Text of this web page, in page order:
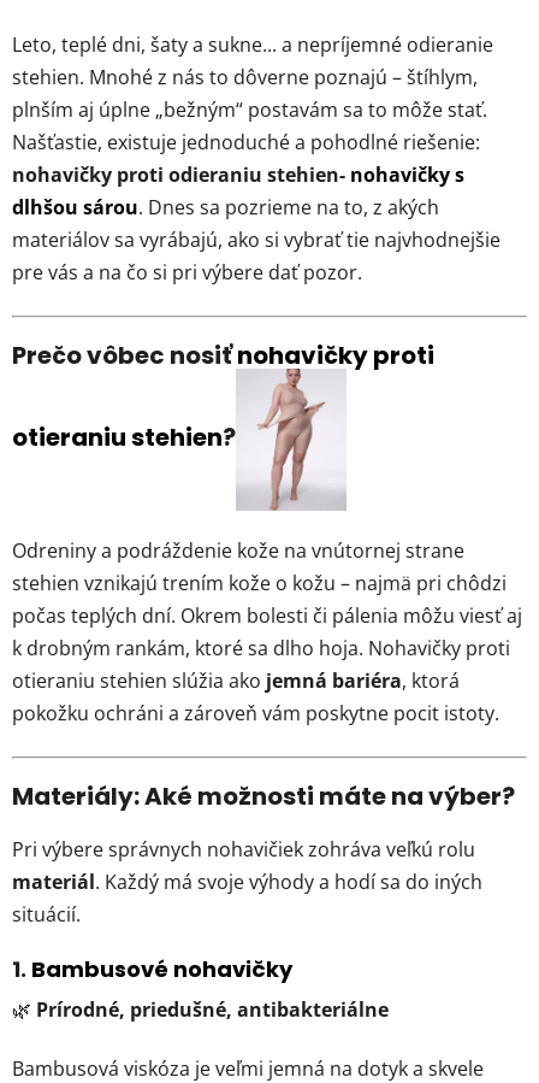
Leto, teplé dni, šaty a sukne... a nepríjemné odieranie
stehien. Mnohé z nás to dôverne poznajú – štíhlym,
plnším aj úplne „bežným“ postavám sa to môže stať.
Našťastie, existuje jednoduché a pohodlné riešenie:
nohavičky proti odieraniu stehien- nohavičky s
dlhšou sárou. Dnes sa pozrieme na to, z akých
materiálov sa vyrábajú, ako si vybrať tie najvhodnejšie
pre vás a na čo si pri výbere dať pozor.
Prečo vôbec nosiťnohavičky proti
otieraniu stehien?
Odreniny a podráždenie kože na vnútornej strane
stehien vznikajú trením kože o kožu – najmä pri chôdzi
počas teplých dní. Okrem bolesti či pálenia môžu viesť aj
k drobným rankám, ktoré sa dlho hoja. Nohavičky proti
otieraniu stehien slúžia ako jemná bariéra, ktorá
pokožku ochráni a zároveň vám poskytne pocit istoty.
Materiály: Aké možnosti máte na výber?
Pri výbere správnych nohavičiek zohráva veľkú rolu
materiál. Každý má svoje výhody a hodí sa do iných
situácií.
1. Bambusové nohavičky
🌿 Prírodné, priedušné, antibakteriálne
Bambusová viskóza je veľmi jemná na dotyk a skvele